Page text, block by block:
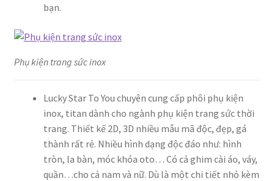
bạn.
Phụ kiện trang sức inox
Lucky Star To You chuyên cung cấp phôi phụ kiện
inox, titan dành cho ngành phụ kiện trang sức thời
trang. Thiết kế 2D, 3D nhiều mẫu mã độc, đẹp, gá
thành rất rẻ. Nhiều hình dạng độc đáo như: hình
tròn, la bàn, móc khóa oto… Có cả ghim cài áo, váy,
quần…cho cả nam và nữ. Dù là một chi tiết nhỏ kèm